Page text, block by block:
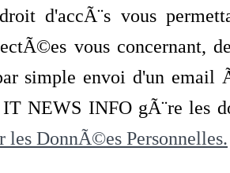
d'accÃ¨s vous
vous concernant,
simple envoi d'un
NEWS INFO gÃ¨re les
les DonnÃ©es Personnelles.